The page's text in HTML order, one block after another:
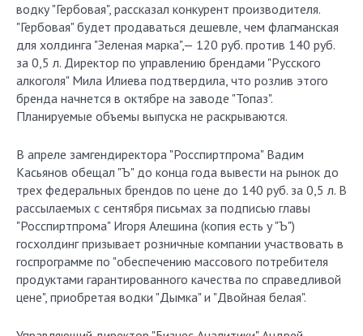
водку "Гербовая", рассказал конкурент производителя.
"Гербовая" будет продаваться дешевле, чем флагманская
для холдинга "Зеленая марка",— 120 руб. против 140 руб.
за 0,5 л. Директор по управлению брендами "Русского
алкоголя" Мила Илиева подтвердила, что розлив этого
бренда начнется в октябре на заводе "Топаз".
Планируемые объемы выпуска не раскрываются.
В апреле замгендиректора "Росспиртпрома" Вадим
Касьянов обещал "Ъ" до конца года вывести на рынок до
трех федеральных брендов по цене до 140 руб. за 0,5 л. В
рассылаемых с сентября письмах за подписью главы
"Росспиртпрома" Игоря Алешина (копия есть у "Ъ")
госхолдинг призывает розничные компании участвовать в
госпрограмме по "обеспечению массового потребителя
продуктами гарантированного качества по справедливой
цене", приобретая водки "Дымка" и "Двойная белая".